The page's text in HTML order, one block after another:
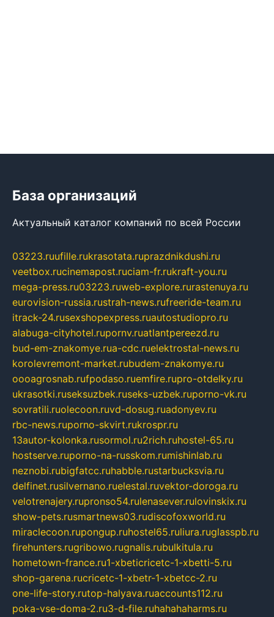
База организаций
Актуальный каталог компаний по всей России
03223.ruufille.rukrasotata.ruprazdnikdushi.ru
veetbox.rucinemapost.ruciam-fr.rukraft-you.ru
mega-press.ru03223.ruweb-explore.rurastenuya.ru
eurovision-russia.rustrah-news.rufreeride-team.ru
itrack-24.rusexshopexpress.ruautostudiopro.ru
alabuga-cityhotel.rupornv.ruatlantpereezd.ru
bud-em-znakomye.rua-cdc.ruelektrostal-news.ru
korolevremont-market.rubudem-znakomye.ru
oooagrosnab.rufpodaso.ruemfire.rupro-otdelky.ru
ukrasotki.ruseksuzbek.ruseks-uzbek.ruporno-vk.ru
sovratili.ruolecoon.ruvd-dosug.ruadonyev.ru
rbc-news.ruporno-skvirt.rukrospr.ru
13autor-kolonka.rusormol.ru2rich.ruhostel-65.ru
hostserve.ruporno-na-russkom.rumishinlab.ru
neznobi.rubigfatcc.ruhabble.rustarbucksvia.ru
delfinet.rusilvernano.ruelestal.ruvektor-doroga.ru
velotrenajery.rupronso54.rulenasever.rulovinskix.ru
show-pets.rusmartnews03.rudiscofoxworld.ru
miraclecoon.rupongup.ruhostel65.ruliura.ruglasspb.ru
firehunters.rugribowo.rugnalis.rubulkitula.ru
hometown-france.ru1-xbeticricetc-1-xbetti-5.ru
shop-garena.rucricetc-1-xbetr-1-xbetcc-2.ru
one-life-story.rutop-halyava.ruaccounts112.ru
poka-vse-doma-2.ru3-d-file.ruhahahaharms.ru